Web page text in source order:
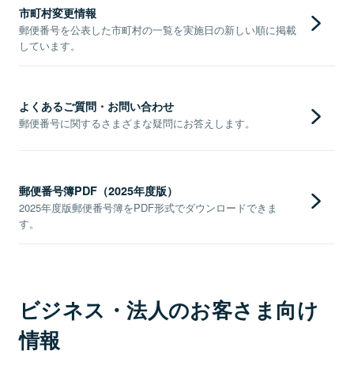
市町村変更情報
郵便番号を公表した市町村の一覧を実施日の新しい順に掲載
しています。
よくあるご質問・お問い合わせ
郵便番号に関するさまざまな疑問にお答えします。
郵便番号簿PDF（2025年度版）
2025年度版郵便番号簿をPDF形式でダウンロードできま
す。
ビジネス・法人のお客さま向け
情報